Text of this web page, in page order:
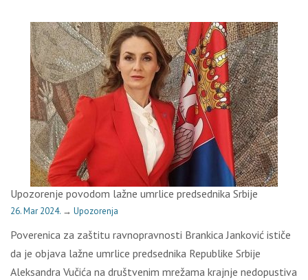
Upozorenje povodom lažne umrlice predsednika Srbije
26. Mar 2024. → Upozorenja
Poverenica za zaštitu ravnopravnosti Brankica Janković ističe
da je objava lažne umrlice predsednika Republike Srbije
Aleksandra Vučića na društvenim mrežama krajnje nedopustiva